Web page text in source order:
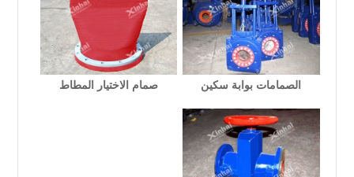
الصمامات بوابة سكين صمام الاختيار المطاط